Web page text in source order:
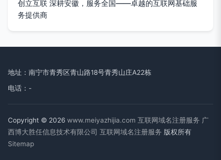
创立互联 深耕安徽，服务全国——卓越的互联网基础服
务提供商
地址：南宁市青秀区青山路18号青秀山庄A22栋
电话：-
Copyright © 2026 www.meiyazhijia.com 互联网域名注册服务 广
西博大胜任信息技术有限公司 互联网域名注册服务 版权所有
Sitemap